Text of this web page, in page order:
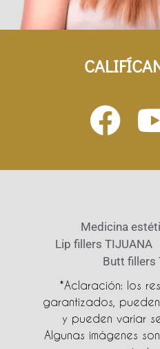
Medicina
Lip fillers TIJUANA
Butt fillers
*Aclaración: los
garantizados,
y pueden variar
Algunas imágenes